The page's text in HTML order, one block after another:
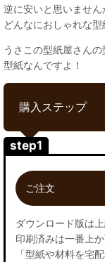
逆に安いと思いません
どんなにおしゃれな
うさこの型紙屋さん
型紙なんですよ！
購入ステップ
step1
ご注文
ダウンロード版は
印刷済みは一番上
「型紙や材料を宅